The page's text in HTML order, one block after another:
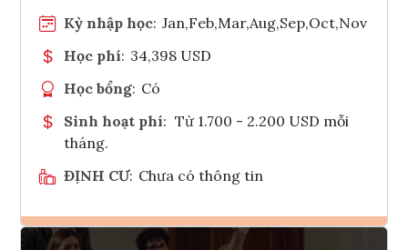
Kỳ nhập học: Jan,Feb,Mar,Aug,Sep,Oct,Nov
Học phí: 34,398 USD
Học bổng: Có
Sinh hoạt phí: Từ 1.700 - 2.200 USD mỗi
tháng.
ĐỊNH CƯ: Chưa có thông tin